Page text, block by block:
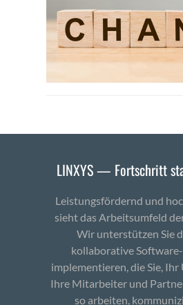
LINXYS — Fortschritt
Leistungsfördernd und
sieht das Arbeitsumfeld
Wir unterstützen Sie
kollaborative
implementieren, die Sie, Ihr
Ihre Mitarbeiter und
so arbeiten,